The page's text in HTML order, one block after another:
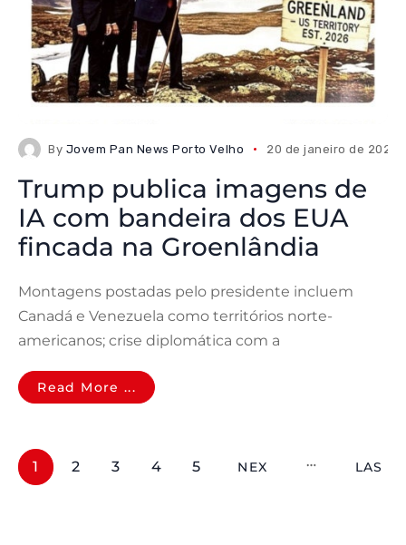
By Jovem Pan News Porto Velho 20 de janeiro de 2026
Trump publica imagens de
IA com bandeira dos EUA
fincada na Groenlândia
Montagens postadas pelo presidente incluem
Canadá e Venezuela como territórios norte-
americanos; crise diplomática com a
Read More ...
1 2 3 4 5 NEX LAS